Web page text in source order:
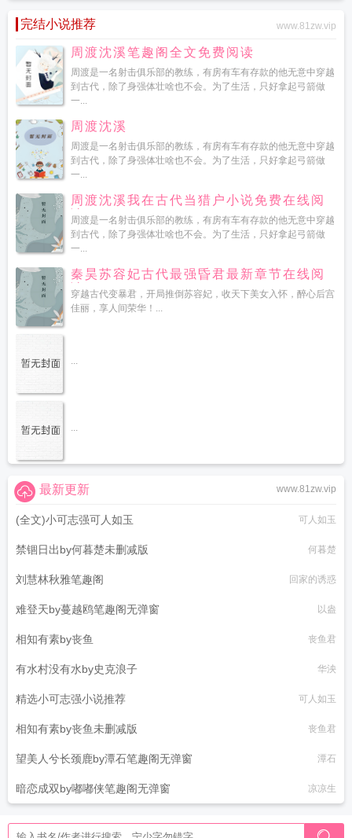
完结小说推荐 www.81zw.vip
周渡沈溪笔趣阁全文免费阅读
周渡是一名射击俱乐部的教练，有房有车有存款的他无意中穿越
到古代，除了身强体壮啥也不会。为了生活，只好拿起弓箭做
一...
周渡沈溪
周渡是一名射击俱乐部的教练，有房有车有存款的他无意中穿越
到古代，除了身强体壮啥也不会。为了生活，只好拿起弓箭做
一...
周渡沈溪我在古代当猎户小说免费在线阅
读
周渡是一名射击俱乐部的教练，有房有车有存款的他无意中穿越
到古代，除了身强体壮啥也不会。为了生活，只好拿起弓箭做
一...
秦昊苏容妃古代最强昏君最新章节在线阅
读
穿越古代变暴君，开局推倒苏容妃，收天下美女入怀，醉心后宫
佳丽，享人间荣华！...
...
...
www.81zw.vip
最新更新
(全文)小可志强可人如玉 可人如玉
禁锢日出by何暮楚未删减版 何暮楚
刘慧林秋雅笔趣阁 回家的诱惑
难登天by蔓越鸥笔趣阁无弹窗 以盎
相知有素by丧鱼 丧鱼君
有水村没有水by史克浪子 华泱
精选小可志强小说推荐 可人如玉
相知有素by丧鱼未删减版 丧鱼君
望美人兮长颈鹿by潭石笔趣阁无弹窗 潭石
暗恋成双by嘟嘟侠笔趣阁无弹窗 凉凉生